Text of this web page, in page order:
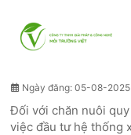
Ngày đăng: 05-08-2025
Đối với chăn nuôi
việc đầu tư hệ thống